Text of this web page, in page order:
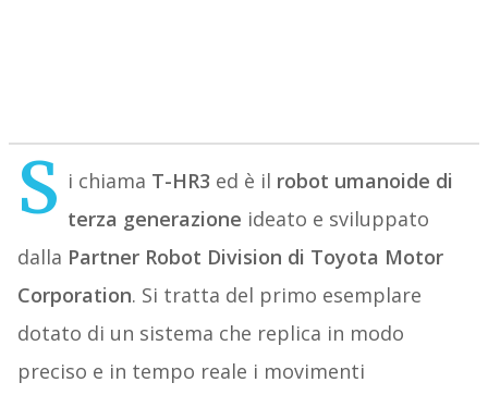
S i chiama T-HR3 ed è il robot umanoide di
terza generazione ideato e sviluppato
dalla Partner Robot Division di Toyota Motor
Corporation. Si tratta del primo esemplare
dotato di un sistema che replica in modo
preciso e in tempo reale i movimenti